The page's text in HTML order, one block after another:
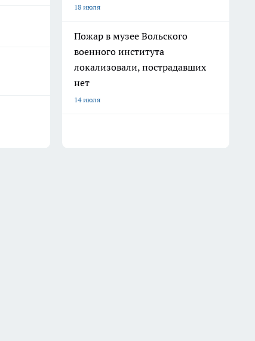
18 июля
Пожар в музее Вольского
военного института
локализовали, пострадавших
нет
14 июля